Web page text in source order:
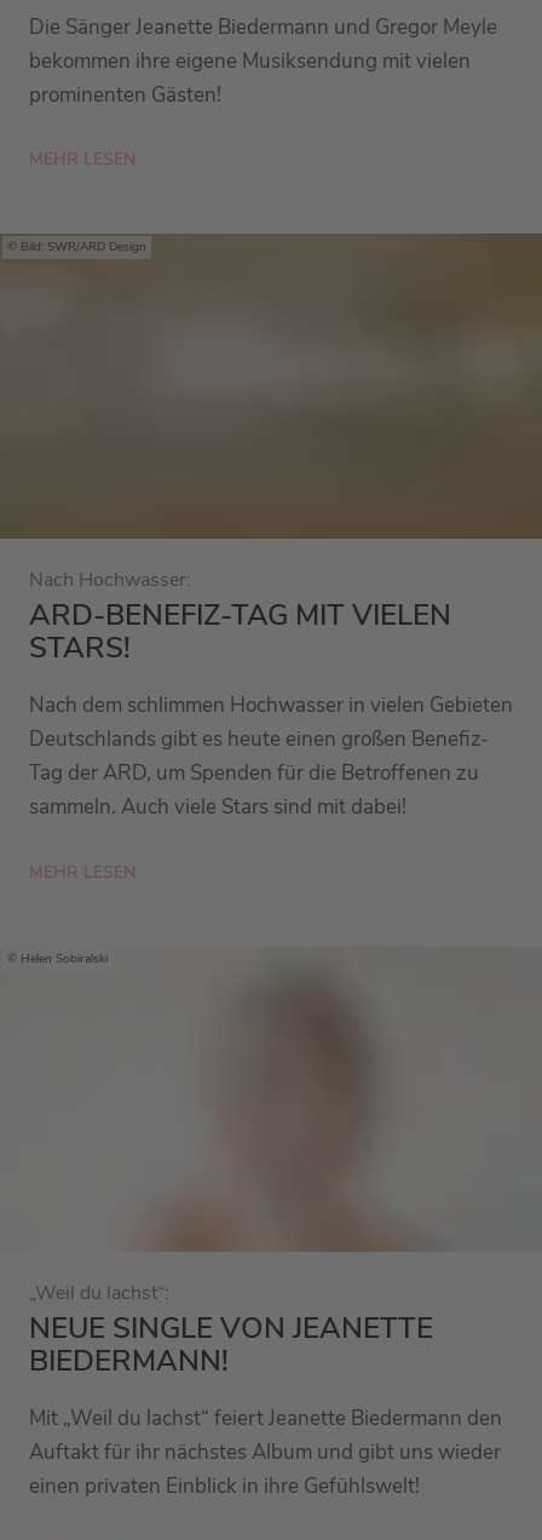
Die Sänger Jeanette Biedermann und Gregor Meyle
bekommen ihre eigene Musiksendung mit vielen
prominenten Gästen!
MEHR LESEN
Bild: SWR/ARD Design
Nach Hochwasser:
ARD-BENEFIZ-TAG MIT VIELEN
STARS!
Nach dem schlimmen Hochwasser in vielen Gebieten
Deutschlands gibt es heute einen großen Benefiz-
Tag der ARD, um Spenden für die Betroffenen zu
sammeln. Auch viele Stars sind mit dabei!
MEHR LESEN
Helen Sobiralski
„Weil du lachst“:
NEUE SINGLE VON JEANETTE
BIEDERMANN!
Mit „Weil du lachst“ feiert Jeanette Biedermann den
Auftakt für ihr nächstes Album und gibt uns wieder
einen privaten Einblick in ihre Gefühlswelt!